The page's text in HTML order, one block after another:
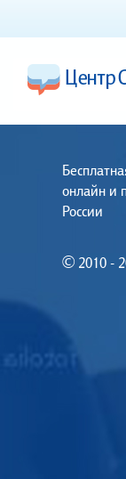
онлайн и
России
© 2010 -